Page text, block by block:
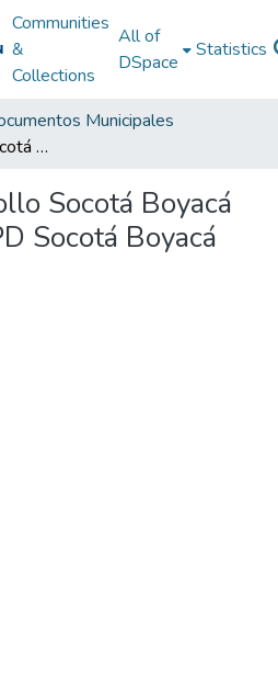
Communities
&
Collections
All of
DSpace
Statistics
Municipales
Plan de Desarrollo Socotá Boyacá 2008 - 2011: PD Socotá Boyacá 2008 - 2011
Socotá Boyacá
Socotá Boyacá